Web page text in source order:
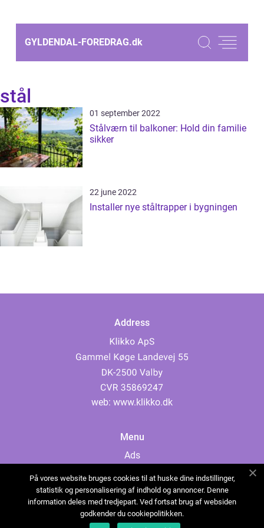
GYLDENDAL-FOREDRAG.dk
stål
01 september 2022
Stålværn til balkoner: Hold din familie
sikker
22 june 2022
Installer nye ståltrapper i bygningen
Address
web: www.klikko.dk
Menu
Ads
Cookies
Contact
Sitemap
På vores website bruges cookies til at huske dine indstillinger,
statistik og personalisering af indhold og annoncer. Denne
information deles med tredjepart. Ved fortsat brug af websiden
godkender du cookiepolitikken.